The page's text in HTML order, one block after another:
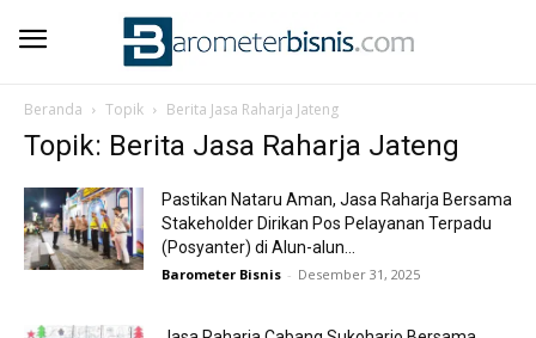
Beranda Topik Berita Jasa Raharja Jateng
Topik: Berita Jasa Raharja Jateng
Pastikan Nataru Aman, Jasa Raharja Bersama
Stakeholder Dirikan Pos Pelayanan Terpadu
(Posyanter) di Alun-alun...
Barometer Bisnis - Desember 31, 2025